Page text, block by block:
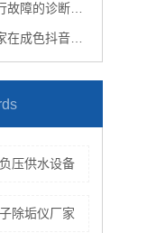
断及处理方法
中有哪些作用？
压供水设备
除垢仪厂家